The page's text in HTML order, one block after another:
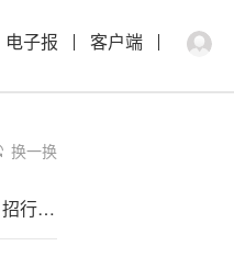
电子报 客户端
换一换
如何—应对:零售小微贷压力？招行管理层：以紧抓风险质量为本，再寻求价和量的平衡增长